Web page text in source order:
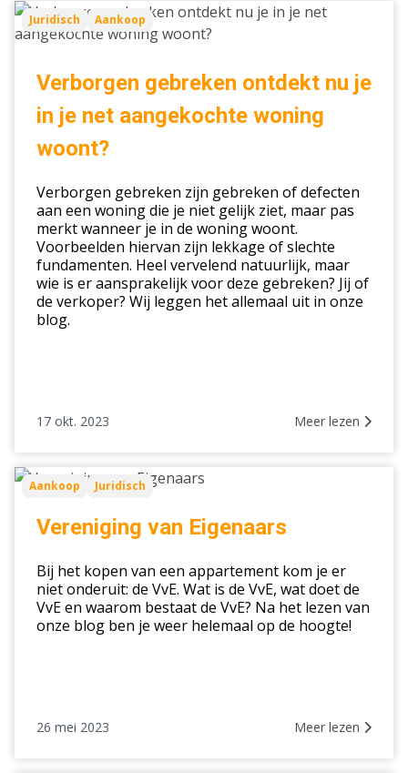
Verborgen
gebreken
aangekochte
woning
woont?
Juridisch Aankoop
Verborgen gebreken ontdekt nu je
in je net aangekochte woning
woont?
Verborgen gebreken zijn gebreken of defecten
aan een woning die je niet gelijk ziet, maar pas
merkt wanneer je in de woning woont.
Voorbeelden hiervan zijn lekkage of slechte
fundamenten. Heel vervelend natuurlijk, maar
wie is er aansprakelijk voor deze gebreken? Jij of
de verkoper? Wij leggen het allemaal uit in onze
blog.
17 okt. 2023 Meer lezen
Vereniging
Eigenaars
Aankoop Juridisch
Vereniging van Eigenaars
Bij het kopen van een appartement kom je er
niet onderuit: de VvE. Wat is de VvE, wat doet de
VvE en waarom bestaat de VvE? Na het lezen van
onze blog ben je weer helemaal op de hoogte!
26 mei 2023 Meer lezen